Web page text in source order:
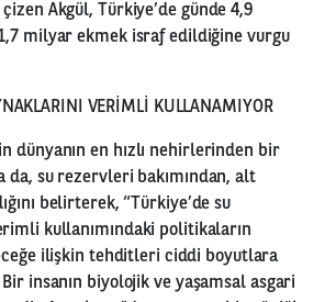
çizen Akgül, Türkiye’de günde 4,9
milyar ekmek israf edildiğine vurgu
VERİMLİ KULLANAMIYOR
dünyanın en hızlı nehirlerinden bir
da, su rezervleri bakımından, alt
belirterek, “Türkiye’de su
kullanımındaki politikaların
ilişkin tehditleri ciddi boyutlara
insanın biyolojik ve yaşamsal asgari